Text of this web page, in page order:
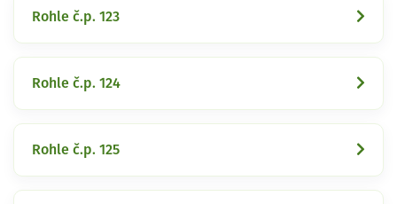
Rohle č.p. 123
Rohle č.p. 124
Rohle č.p. 125